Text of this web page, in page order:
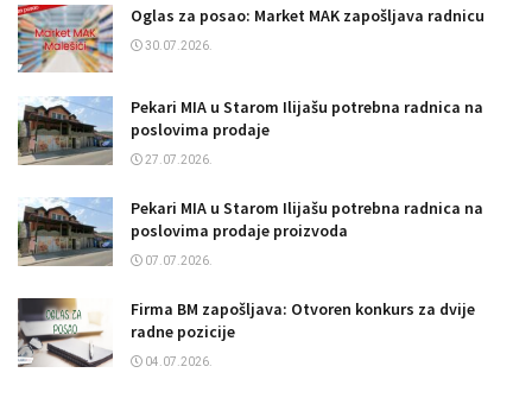
Oglas za posao: Market MAK zapošljava radnicu
30.07.2026.
Pekari MIA u Starom Ilijašu potrebna radnica na
poslovima prodaje
27.07.2026.
Pekari MIA u Starom Ilijašu potrebna radnica na
poslovima prodaje proizvoda
07.07.2026.
Firma BM zapošljava: Otvoren konkurs za dvije
radne pozicije
04.07.2026.